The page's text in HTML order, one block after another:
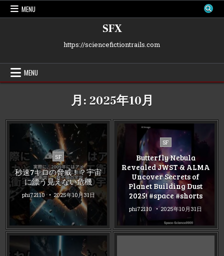
Skip
MENU
SFX
https://sciencefictiontrails.com
MENU
月: 2025年10月
Posted
in
SF
秒速7キロの脅威！？宇宙
に漂う見えない危機
phi72110 2025年10月31日
Posted
in
SF
Butterfly Nebula
Revealed JWST & ALMA
Uncover Secrets of
Planet Building Dust
2025! #space #shorts
phi72110 2025年10月31日